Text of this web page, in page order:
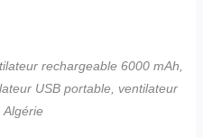
rechargeable 6000 mAh,
USB portable, ventilateur